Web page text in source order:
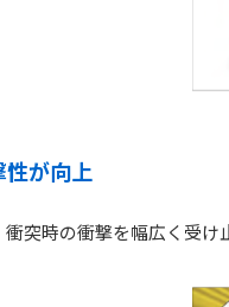
性が向上
突時の衝撃を幅広く受け